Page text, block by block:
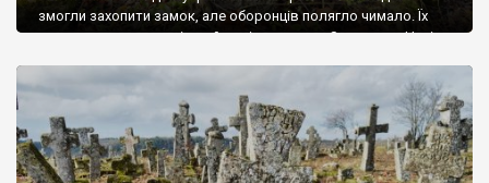
змогли захопити замок, але оборонців полягло чимало. Їх
поховали на цвинтарі, який тоді називався Замковим. Нині на
ньому чимало хрестів 19 століття, є такі, де епітафії стер […]